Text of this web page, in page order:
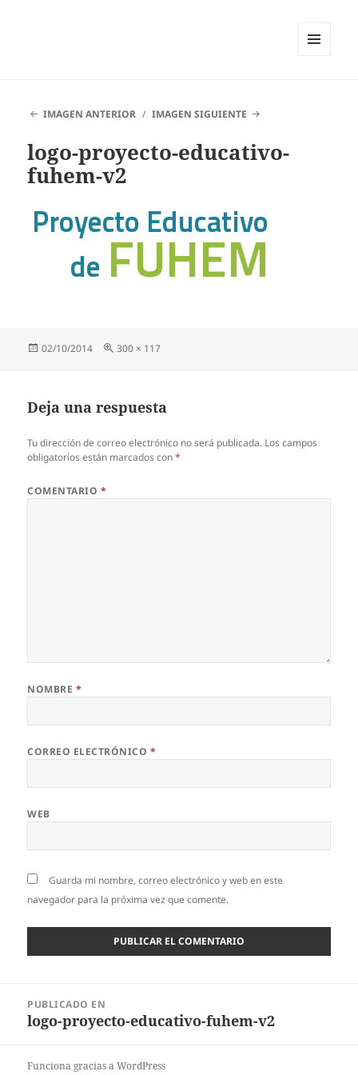
IMAGEN ANTERIOR
IMAGEN SIGUIENTE
logo-proyecto-educativo-
fuhem-v2
Publicado
02/10/2014
Tamaño
300 × 117
Deja una respuesta
Tu dirección de correo electrónico no será publicada. Los campos
obligatorios están marcados con*
COMENTARIO *
NOMBRE *
CORREO ELECTRÓNICO *
WEB
Guarda mi nombre, correo electrónico y web en este
navegador para la próxima vez que comente.
entradas
PUBLICADO EN
logo-proyecto-educativo-fuhem-v2
Funciona gracias a WordPress